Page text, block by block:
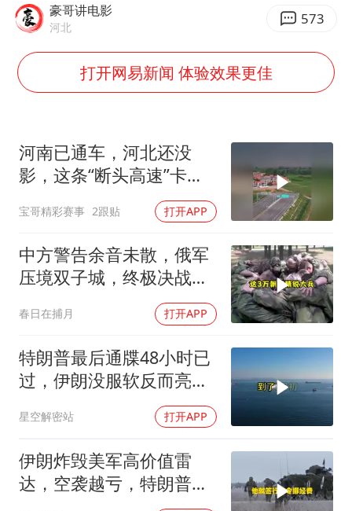
大连一起飞航班因乘客可乐爆瓶折返
血指纹匹配成功，20年悬案告破！凶手被执行死刑
武契奇：欧洲已处于大战边缘
7月CPI同比上涨0.5% 经济内生增长动力持续增强
无锡降雨量冲至全国第一
下党之路
豪哥讲电影
河北 573
打开网易新闻 体验效果更佳
河南已通车，河北还没
影，这条“断头高速”卡在
宝哥精彩赛事 2跟贴 打开APP
中方警告余音未散，俄军
压境双子城，终极决战开
春日在捕月 打开APP
特朗普最后通牒48小时已
过，伊朗没服软反而亮出
真正底牌，难怪美军越打
越被动
星空解密站 打开APP
伊朗炸毁美军高价值雷
达，空袭越亏，特朗普战